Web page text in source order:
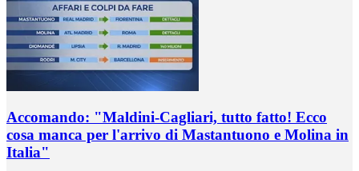
Accomando: "Maldini-Cagliari, tutto fatto! Ecco
cosa manca per l'arrivo di Mastantuono e Molina in
Italia"